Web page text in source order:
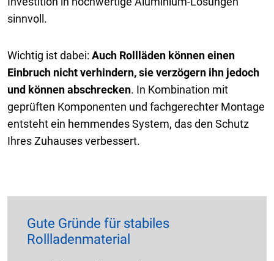
sinnvoll.
Wichtig ist dabei: Auch Rollläden können einen
Einbruch nicht verhindern, sie verzögern ihn jedoch
und können abschrecken. In Kombination mit
geprüften Komponenten und fachgerechter Montage
entsteht ein hemmendes System, das den Schutz
Ihres Zuhauses verbessert.
Gute Gründe für stabiles
Rollladenmaterial